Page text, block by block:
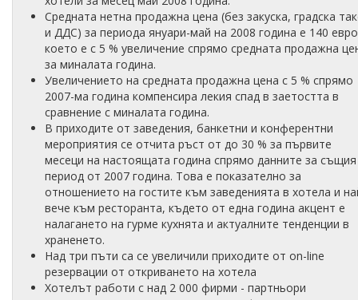
Средната нетна продажна цена (без закуска, градска
и ДДС) за периода януари-май на 2008 година е 140
което е с 5 % увеличение спрямо средната продажна
за миналата година.
Увеличението на средната продажна цена с 5 % спрямо
2007-ма година компенсира лекия спад в заетостта в
сравнение с миналата година.
В приходите от заведения, банкетни и конферентни
мероприятия се отчита ръст от до 30 % за първите
месеци на настоящата година спрямо данните за същия
период от 2007 година. Това е показателно за
отношението на гостите към заведенията в хотела и
вече към ресторанта, където от една година акцент е
налагането на гурме кухнята и актуалните тенденции в
храненето.
Над три пъти са се увеличили приходите от on-line
резервации от откриването на хотела
Хотелът работи с над 2 000 фирми - партньори